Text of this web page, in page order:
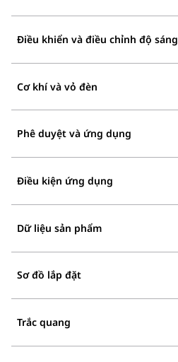
Điều khiển và điều chỉnh độ sáng
Cơ khí và vỏ đèn
Phê duyệt và ứng dụng
Điều kiện ứng dụng
Dữ liệu sản phẩm
Sơ đồ lắp đặt
Trắc quang